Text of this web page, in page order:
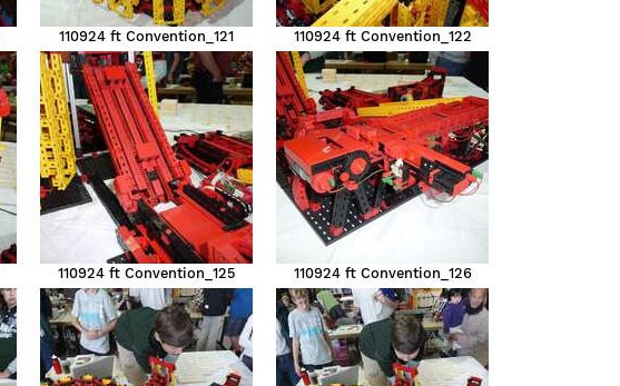
110924 ft Convention_121 110924 ft Convention_122
110924 ft Convention_125 110924 ft Convention_126